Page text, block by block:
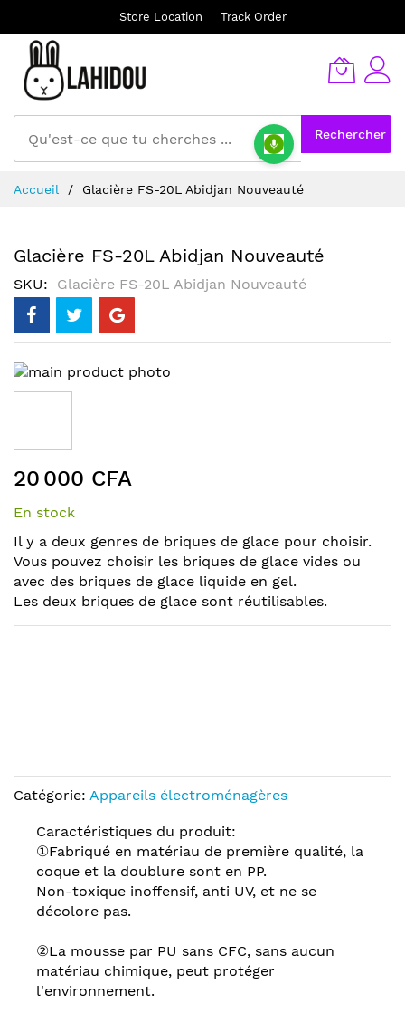
Store Location Track Order
Rechercher
au
Accueil Glacière FS-20L Abidjan Nouveauté
Glacière FS-20L Abidjan Nouveauté
SKU Glacière FS-20L Abidjan Nouveauté
Skip
to
of
the
images
gallery
to
beginning
of
the
images
gallery
20 000 CFA
En stock
Il y a deux genres de briques de glace pour choisir.
Vous pouvez choisir les briques de glace vides ou
avec des briques de glace liquide en gel.
Les deux briques de glace sont réutilisables.
Catégorie: Appareils électroménagères
Caractéristiques du produit:
①Fabriqué en matériau de première qualité, la
coque et la doublure sont en PP.
Non-toxique inoffensif, anti UV, et ne se
décolore pas.
②La mousse par PU sans CFC, sans aucun
matériau chimique, peut protéger
l'environnement.